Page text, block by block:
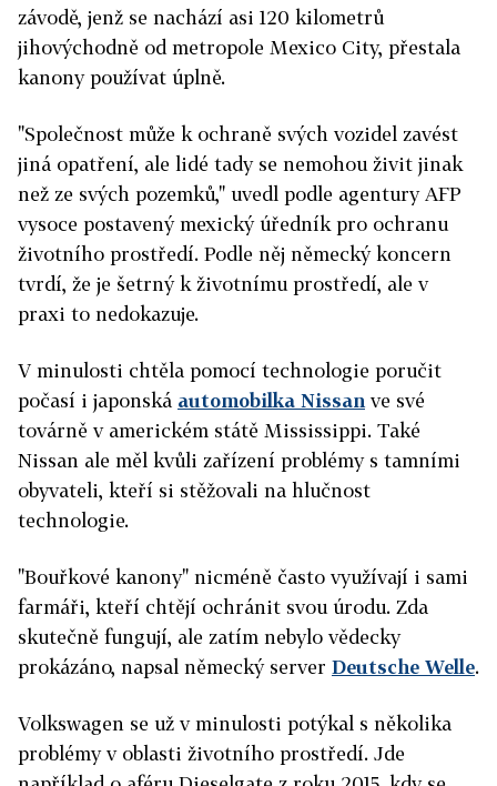
závodě, jenž se nachází asi 120 kilometrů
jihovýchodně od metropole Mexico City, přestala
kanony používat úplně.
"Společnost může k ochraně svých vozidel zavést
jiná opatření, ale lidé tady se nemohou živit jinak
než ze svých pozemků," uvedl podle agentury AFP
vysoce postavený mexický úředník pro ochranu
životního prostředí. Podle něj německý koncern
tvrdí, že je šetrný k životnímu prostředí, ale v
praxi to nedokazuje.
V minulosti chtěla pomocí technologie poručit
počasí i japonská automobilka Nissan ve své
továrně v americkém státě Mississippi. Také
Nissan ale měl kvůli zařízení problémy s tamními
obyvateli, kteří si stěžovali na hlučnost
technologie.
"Bouřkové kanony" nicméně často využívají i sami
farmáři, kteří chtějí ochránit svou úrodu. Zda
skutečně fungují, ale zatím nebylo vědecky
prokázáno, napsal německý server Deutsche Welle.
Volkswagen se už v minulosti potýkal s několika
problémy v oblasti životního prostředí. Jde